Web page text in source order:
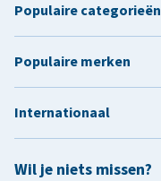
Wil je niets missen?
Populaire categorieën
Populaire merken
Internationaal